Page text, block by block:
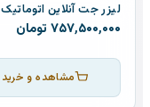
لیزر جت آنلاین اتوماتیک CO2
۷۵۷٬۵۰۰٬۰۰۰ تومان
مشاهده و خرید